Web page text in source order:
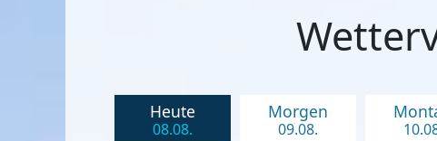
Heute
08.08.
Morgen
09.08.